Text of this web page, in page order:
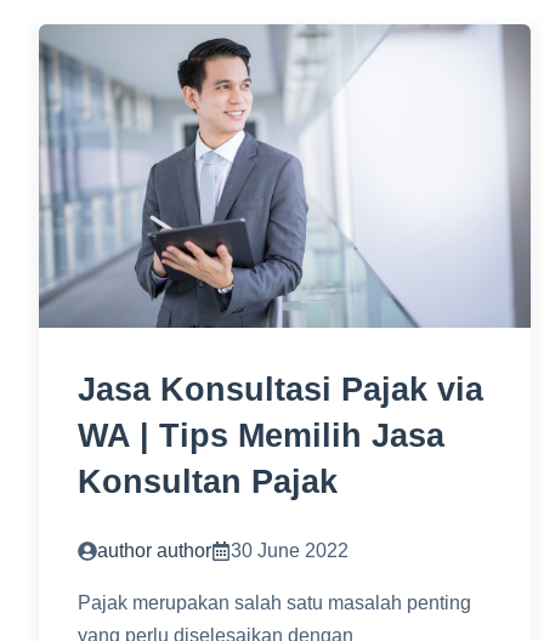
Jasa Konsultasi Pajak via
WA | Tips Memilih Jasa
Konsultan Pajak
author author 30 June 2022
Pajak merupakan salah satu masalah penting
yang perlu diselesaikan dengan